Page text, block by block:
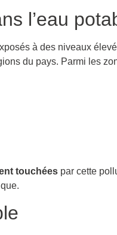
l’eau
à des niveaux
du pays. Parmi les
touchées par cette